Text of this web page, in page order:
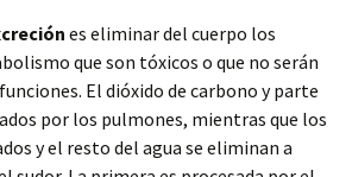
es eliminar del cuerpo los
que son tóxicos o que no serán
El dióxido de carbono y parte
por los pulmones, mientras que los
y el resto del agua se eliminan a